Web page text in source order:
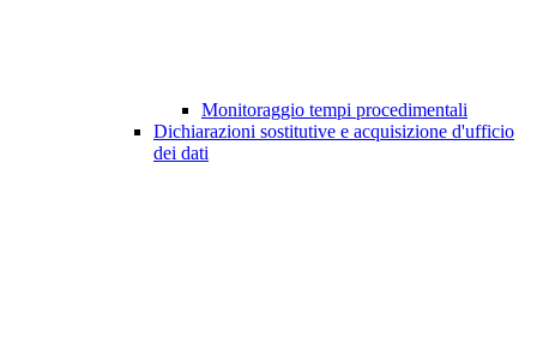
Monitoraggio tempi procedimentali
Dichiarazioni sostitutive e acquisizione d'ufficio
dei dati